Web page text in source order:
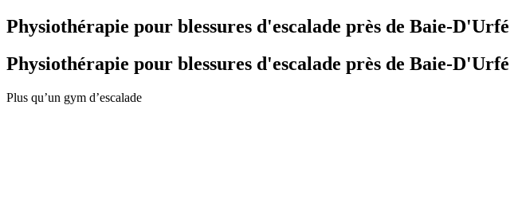
Physiothérapie pour blessures d'escalade près de Baie-D'Urfé
Physiothérapie pour blessures d'escalade près de Baie-D'Urfé
Plus qu’un gym d’escalade